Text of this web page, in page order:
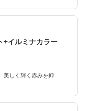
+イルミナカラー
美しく輝く赤みを抑